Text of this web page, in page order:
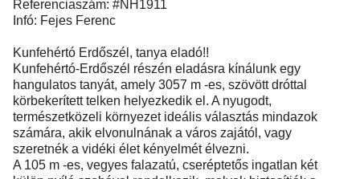
Referenciaszám: #NH1911
Infó: Fejes Ferenc
Kunfehértó Erdőszél, tanya eladó!!
Kunfehértó-Erdőszél részén eladásra kínálunk egy
hangulatos tanyát, amely 3057 m -es, szövött dróttal
körbekerített telken helyezkedik el. A nyugodt,
természetközeli környezet ideális választás mindazok
számára, akik elvonulnának a város zajától, vagy
szeretnék a vidéki élet kényelmét élvezni.
A 105 m -es, vegyes falazatú, cseréptetős ingatlan két